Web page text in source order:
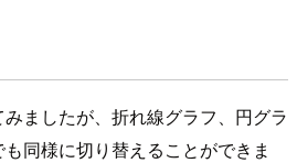
ましたが、折れ線グラフ、円グラ
同様に切り替えることができま